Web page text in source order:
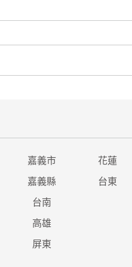
嘉義市 花蓮
嘉義縣 台東
台南
高雄
屏東